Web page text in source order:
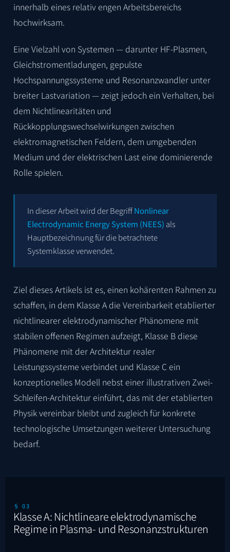
innerhalb eines relativ engen Arbeitsbereichs
hochwirksam.
Eine Vielzahl von Systemen — darunter HF-Plasmen,
Gleichstromentladungen, gepulste
Hochspannungssysteme und Resonanzwandler unter
breiter Lastvariation — zeigt jedoch ein Verhalten, bei
dem Nichtlinearitäten und
Rückkopplungswechselwirkungen zwischen
elektromagnetischen Feldern, dem umgebenden
Medium und der elektrischen Last eine dominierende
Rolle spielen.
In dieser Arbeit wird der BegriffNonlinear
Electrodynamic Energy System (NEES) als
Hauptbezeichnung für die betrachtete
Systemklasse verwendet.
Ziel dieses Artikels ist es, einen kohärenten Rahmen zu
schaffen, in dem Klasse A die Vereinbarkeit etablierter
nichtlinearer elektrodynamischer Phänomene mit
stabilen offenen Regimen aufzeigt, Klasse B diese
Phänomene mit der Architektur realer
Leistungssysteme verbindet und Klasse C ein
konzeptionelles Modell nebst einer illustrativen Zwei-
Schleifen-Architektur einführt, das mit der etablierten
Physik vereinbar bleibt und zugleich für konkrete
technologische Umsetzungen weiterer Untersuchung
bedarf.
§ 03
Klasse A: Nichtlineare elektrodynamische
Regime in Plasma- und Resonanzstrukturen